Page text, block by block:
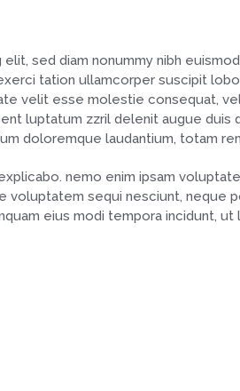
sed diam nonummy nibh
tation ullamcorper suscipit
velit esse molestie consequat,
luptatum zzril delenit augue
doloremque laudantium, totam
nemo enim ipsam
voluptatem sequi nesciunt, neque
eius modi tempora incidunt,